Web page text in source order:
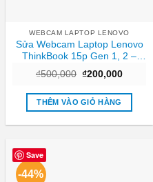
WEBCAM LAPTOP LENOVO
Sửa Webcam Laptop Lenovo
ThinkBook 15p Gen 1, 2 –
| Giá rẻ
₫500,000 Giá
là:
₫500,000.
₫200,000Giá
tại
THÊM VÀO GIỎ HÀNG
Save
-44%